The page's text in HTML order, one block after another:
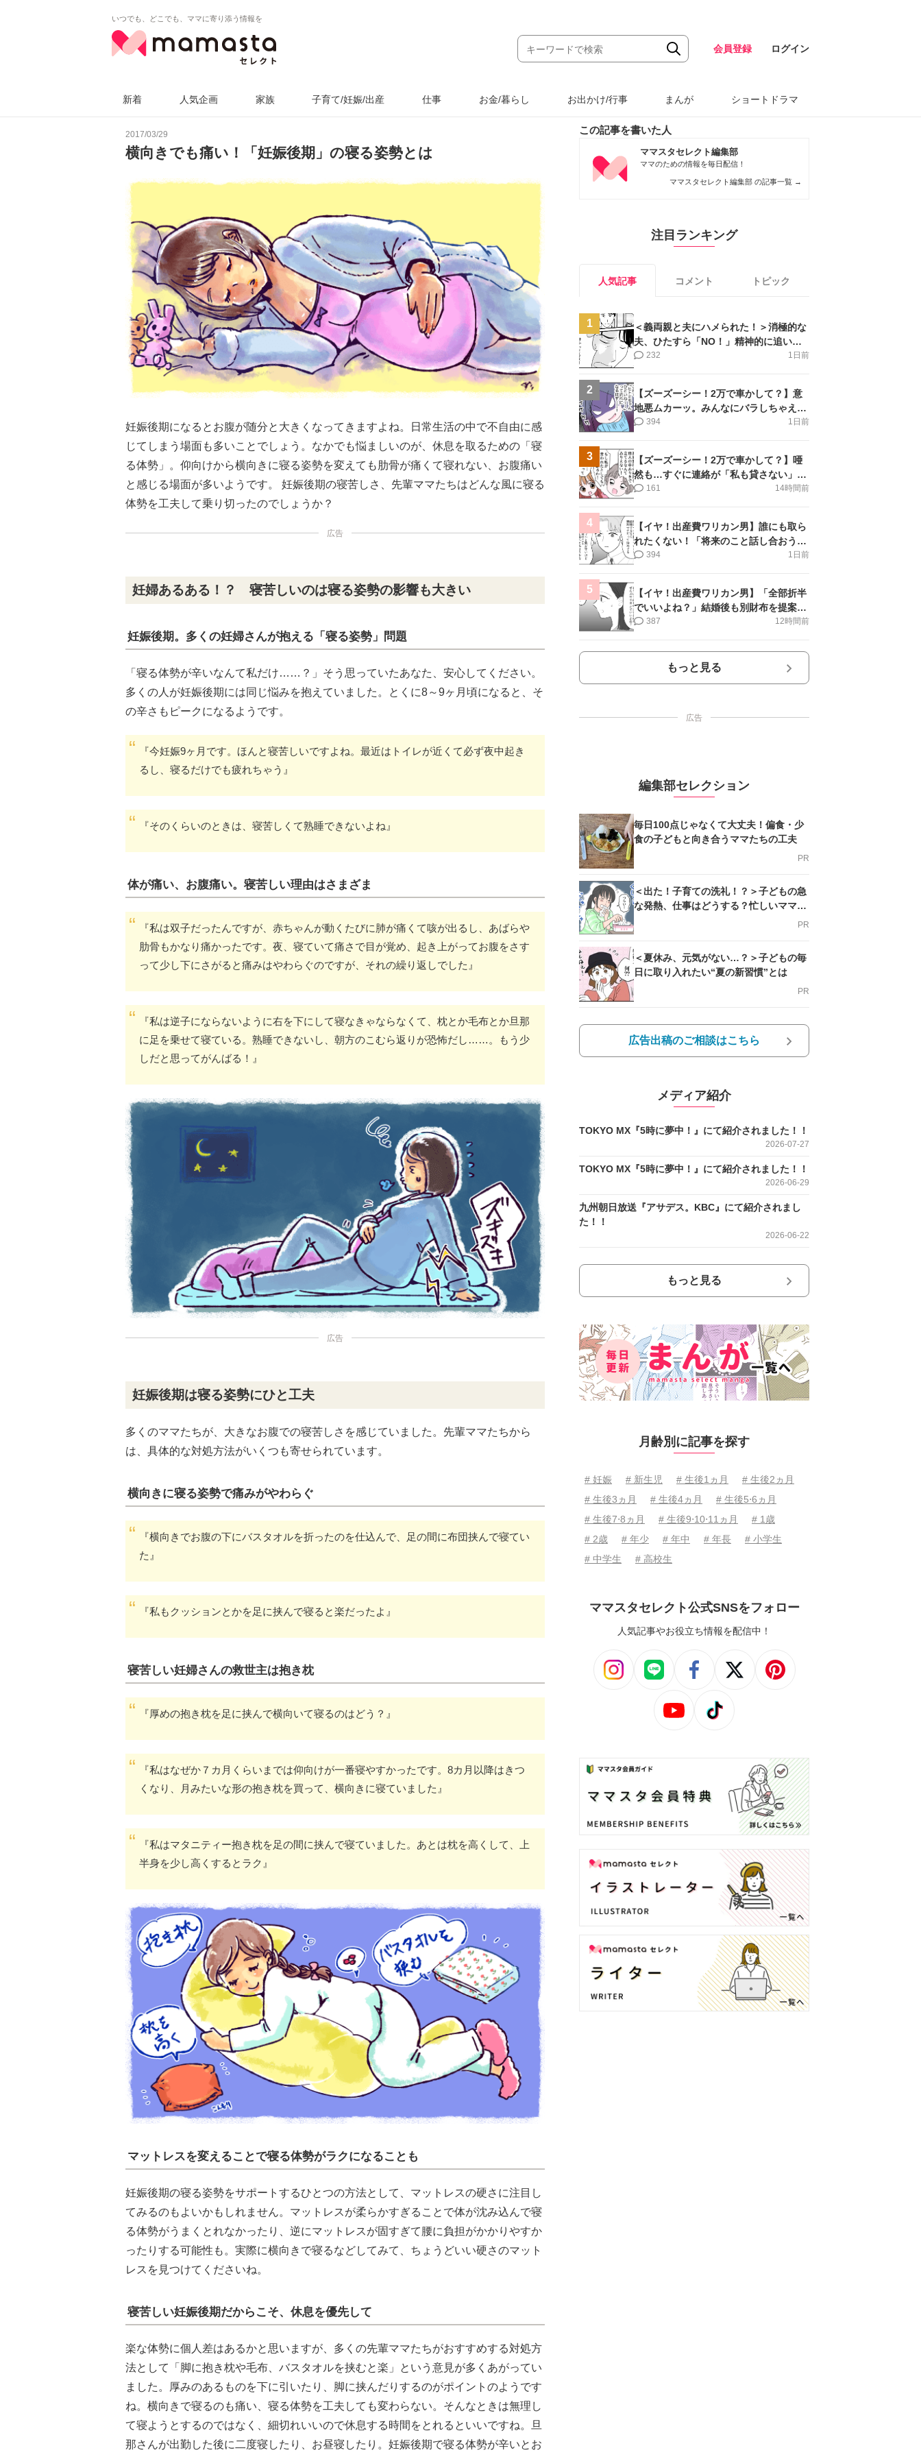
いつでも、どこでも、ママに寄り添う情報を
会員登録 ログイン
新着 人気企画 家族 子育て/妊娠/出産 仕事 お金/暮らし お出かけ/行事 まんが ショートドラマ
2017/03/29
横向きでも痛い！「妊娠後期」の寝る姿勢とは
妊娠後期になるとお腹が随分と大きくなってきますよね。日常生活の中で不自由に感
じてしまう場面も多いことでしょう。なかでも悩ましいのが、休息を取るための「寝
る体勢」。仰向けから横向きに寝る姿勢を変えても肋骨が痛くて寝れない、お腹痛い
と感じる場面が多いようです。 妊娠後期の寝苦しさ、先輩ママたちはどんな風に寝る
体勢を工夫して乗り切ったのでしょうか？
広告
妊婦あるある！？ 寝苦しいのは寝る姿勢の影響も大きい
妊娠後期。多くの妊婦さんが抱える「寝る姿勢」問題
「寝る体勢が辛いなんて私だけ……？」そう思っていたあなた、安心してください。
多くの人が妊娠後期には同じ悩みを抱えていました。とくに8～9ヶ月頃になると、そ
の辛さもピークになるようです。
『今妊娠9ヶ月です。ほんと寝苦しいですよね。最近はトイレが近くて必ず夜中起き
るし、寝るだけでも疲れちゃう』
『そのくらいのときは、寝苦しくて熟睡できないよね』
体が痛い、お腹痛い。寝苦しい理由はさまざま
『私は双子だったんですが、赤ちゃんが動くたびに肺が痛くて咳が出るし、あばらや
肋骨もかなり痛かったです。夜、寝ていて痛さで目が覚め、起き上がってお腹をさす
って少し下にさがると痛みはやわらぐのですが、それの繰り返しでした』
『私は逆子にならないように右を下にして寝なきゃならなくて、枕とか毛布とか旦那
に足を乗せて寝ている。熟睡できないし、朝方のこむら返りが恐怖だし……。もう少
しだと思ってがんばる！』
広告
妊娠後期は寝る姿勢にひと工夫
多くのママたちが、大きなお腹での寝苦しさを感じていました。先輩ママたちから
は、具体的な対処方法がいくつも寄せられています。
横向きに寝る姿勢で痛みがやわらぐ
『横向きでお腹の下にバスタオルを折ったのを仕込んで、足の間に布団挟んで寝てい
た』
『私もクッションとかを足に挟んで寝ると楽だったよ』
寝苦しい妊婦さんの救世主は抱き枕
『厚めの抱き枕を足に挟んで横向いて寝るのはどう？』
『私はなぜか７カ月くらいまでは仰向けが一番寝やすかったです。8カ月以降はきつ
くなり、月みたいな形の抱き枕を買って、横向きに寝ていました』
『私はマタニティー抱き枕を足の間に挟んで寝ていました。あとは枕を高くして、上
半身を少し高くするとラク』
マットレスを変えることで寝る体勢がラクになることも
妊娠後期の寝る姿勢をサポートするひとつの方法として、マットレスの硬さに注目し
てみるのもよいかもしれません。マットレスが柔らかすぎることで体が沈み込んで寝
る体勢がうまくとれなかったり、逆にマットレスが固すぎて腰に負担がかかりやすか
ったりする可能性も。実際に横向きで寝るなどしてみて、ちょうどいい硬さのマット
レスを見つけてくださいね。
寝苦しい妊娠後期だからこそ、休息を優先して
楽な体勢に個人差はあるかと思いますが、多くの先輩ママたちがおすすめする対処方
法として「脚に抱き枕や毛布、バスタオルを挟むと楽」という意見が多くあがってい
ました。厚みのあるものを下に引いたり、脚に挟んだりするのがポイントのようです
ね。横向きで寝るのも痛い、寝る体勢を工夫しても変わらない。そんなときは無理し
て寝ようとするのではなく、細切れいいので休息する時間をとれるといいですね。旦
那さんが出勤した後に二度寝したり、お昼寝したり。妊娠後期で寝る体勢が辛いとお
この記事を書いた人
ママスタセレクト編集部
ママのための情報を毎日配信！
ママスタセレクト編集部 の記事一覧 →
注目ランキング
人気記事 コメント トピック
1
＜義両親と夫にハメられた！＞消極的な
夫、ひたすら「NO！」精神的に追い詰
められ涙【第3話まんが】
1日前
232
2
【ズーズーシー！2万で車かして？】意
地悪ムカーッ。みんなにバラしちゃえ＜
第14話＞#4コマ母道場
1日前
394
3
【ズーズーシー！2万で車かして？】唖
然も…すぐに連絡が「私も貸さない」＜
第15話＞#4コマ母道場
14時間前
161
4
【イヤ！出産費ワリカン男】誰にも取ら
れたくない！「将来のこと話し合おう」
＜第9話＞#4コマ母道場
1日前
394
5
【イヤ！出産費ワリカン男】「全部折半
でいいよね？」結婚後も別財布を提案＜
第10話＞#4コマ母道場
12時間前
387
もっと見る
広告
編集部セレクション
毎日100点じゃなくて大丈夫！偏食・少
食の子どもと向き合うママたちの工夫
PR
＜出た！子育ての洗礼！？＞子どもの急
な発熱、仕事はどうする？忙しいママを
PR
＜夏休み、元気がない…？＞子どもの毎
日に取り入れたい“夏の新習慣”とは
PR
広告出稿のご相談はこちら
メディア紹介
TOKYO MX『5時に夢中！』にて紹介されました！！
2026-07-27
TOKYO MX『5時に夢中！』にて紹介されました！！
2026-06-29
九州朝日放送『アサデス。KBC』にて紹介されまし
た！！
2026-06-22
もっと見る
月齢別に記事を探す
# 妊娠 # 新生児 # 生後1ヵ月
# 生後2ヵ月
# 生後3ヵ月
# 生後4ヵ月
# 生後5⋅6ヵ月
# 生後7⋅8ヵ月
# 生後9⋅10⋅11ヵ月
# 1歳
# 2歳
# 年少 # 年中 # 年長
# 小学生
# 中学生
# 高校生
ママスタセレクト公式SNSをフォロー
人気記事やお役立ち情報を配信中！